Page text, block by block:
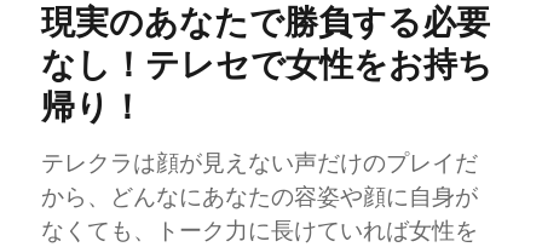
ー
現実のあなたで勝負する必要
なし！テレセで女性をお持ち
帰り！
テレクラは顔が見えない声だけのプレイだ
から、どんなにあなたの容姿や顔に自身が
なくても、トーク力に長けていれば女性を